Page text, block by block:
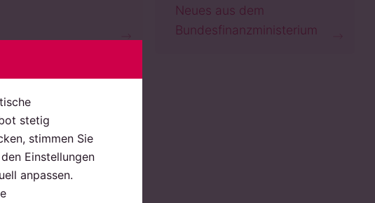
Neues aus dem
Bundesfinanzministerium
stetig
stimmen Sie
Einstellungen
anpassen.